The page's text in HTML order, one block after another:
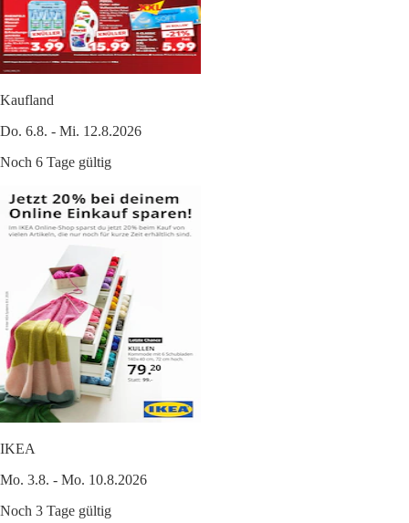
Kaufland
Do. 6.8. - Mi. 12.8.2026
Noch 6 Tage gültig
IKEA
Mo. 3.8. - Mo. 10.8.2026
Noch 3 Tage gültig